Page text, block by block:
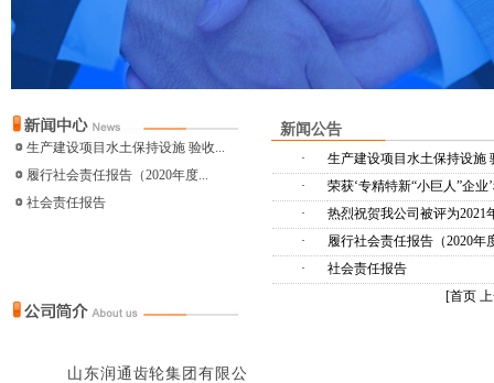
生产建设项目水土保持设施 验收...
履行社会责任报告（2020年度...
社会责任报告
山东润通齿轮集团有限公
新闻公告
·
生产建设项目水土保持设施
·
荣获‘专精特新“小巨人”企业
·
热烈祝贺我公司被评为2021
·
履行社会责任报告（2020年
·
社会责任报告
[首页上